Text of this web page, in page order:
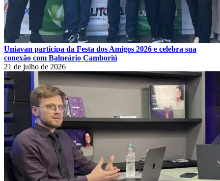
Uniavan participa da Festa dos Amigos 2026 e celebra sua
conexão com Balneário Camboriú
21 de julho de 2026